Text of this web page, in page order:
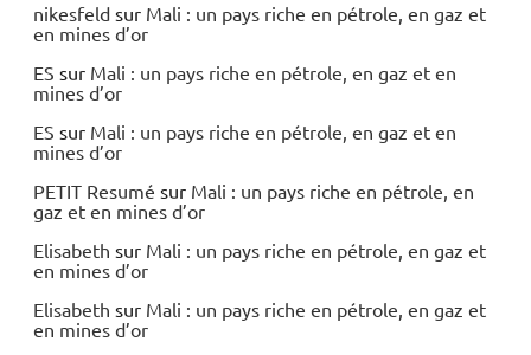
nikesfeld sur Mali : un pays riche en pétrole, en gaz et
en mines d’or
ES sur Mali : un pays riche en pétrole, en gaz et en
mines d’or
ES sur Mali : un pays riche en pétrole, en gaz et en
mines d’or
PETIT Resumé sur Mali : un pays riche en pétrole, en
gaz et en mines d’or
Elisabeth sur Mali : un pays riche en pétrole, en gaz et
en mines d’or
Elisabeth sur Mali : un pays riche en pétrole, en gaz et
en mines d’or